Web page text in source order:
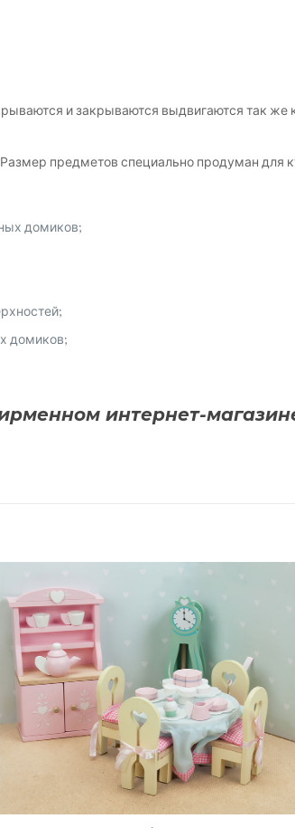
и закрываются выдвигаются так же
предметов специально продуман для
домиков;
домиков;
интернет-